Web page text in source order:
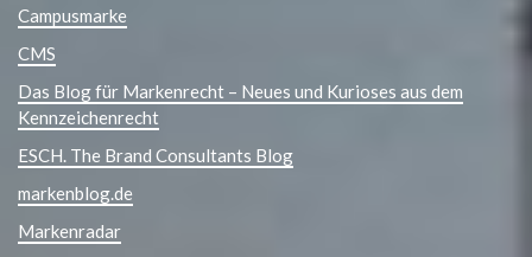
Campusmarke
CMS
Das Blog für Markenrecht – Neues und Kurioses aus dem
Kennzeichenrecht
ESCH. The Brand Consultants Blog
markenblog.de
Markenradar